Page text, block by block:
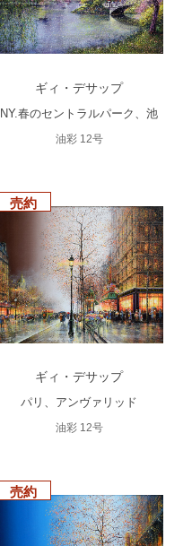
ギィ・デサップ
NY.春のセントラルパーク、池
油彩 12号
売約
ギィ・デサップ
パリ、アンヴァリッド
油彩 12号
売約